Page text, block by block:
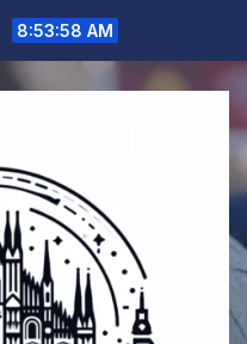
8:53:58 AM